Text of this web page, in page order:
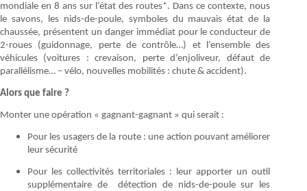
mondiale en 8 ans sur l’état des routes*. Dans ce contexte, nous
le savons, les nids-de-poule, symboles du mauvais état de la
chaussée, présentent un danger immédiat pour le conducteur de
2-roues (guidonnage, perte de contrôle…) et l’ensemble des
véhicules (voitures : crevaison, perte d’enjoliveur, défaut de
parallélisme… – vélo, nouvelles mobilités : chute & accident).
Alors que faire ?
Monter une opération « gagnant-gagnant » qui serait :
Pour les usagers de la route : une action pouvant améliorer
leur sécurité
Pour les collectivités territoriales : leur apporter un outil
supplémentaire de détection de nids-de-poule sur les